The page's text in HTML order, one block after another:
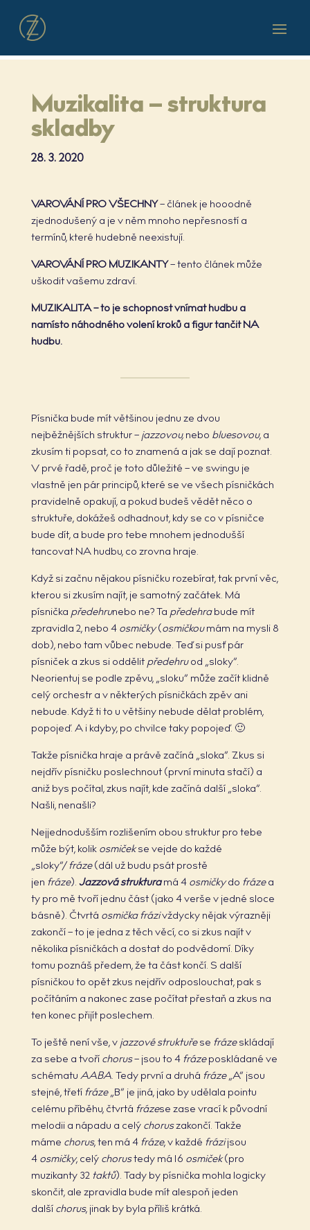
Muzikalita – struktura
skladby
28. 3. 2020
VAROVÁNÍ PRO VŠECHNY– článek je hooodně
zjednodušený a je v něm mnoho nepřesností a
termínů, které hudebně neexistují.
VAROVÁNÍ PRO MUZIKANTY– tento článek může
uškodit vašemu zdraví.
MUZIKALITA – to je schopnost vnímat hudbu a
namísto náhodného volení kroků a figur tančit NA
hudbu.
Písnička bude mít většinou jednu ze dvou
nejběžnějších struktur –jazzovou,nebo bluesovou, a
zkusím ti popsat, co to znamená a jak se dají poznat.
V prvé řadě, proč je toto důležité – ve swingu je
vlastně jen pár principů, které se ve všech písničkách
pravidelně opakují, a pokud budeš vědět něco o
struktuře, dokážeš odhadnout, kdy se co v písničce
bude dít, a bude pro tebe mnohem jednodušší
tancovat NA hudbu, co zrovna hraje.
Když si začnu nějakou písničku rozebírat, tak první věc,
kterou si zkusím najít, je samotný začátek. Má
písnička předehrunebo ne? Ta předehrabude mít
zpravidla 2, nebo 4 osmičky(osmičkoumám na mysli 8
dob), nebo tam vůbec nebude. Teď si pusť pár
písniček a zkus si oddělitpředehruod „sloky“.
Neorientuj se podle zpěvu, „sloku“ může začít klidně
celý orchestr a v některých písničkách zpěv ani
nebude. Když ti to u většiny nebude dělat problém,
popojeď. A i kdyby, po chvilce taky popojeď. 🙂
Takže písnička hraje a právě začíná „sloka“. Zkus si
nejdřív písničku poslechnout (první minuta stačí) a
aniž bys počítal, zkus najít, kde začíná další „sloka“.
Našli, nenašli?
Nejjednodušším rozlišením obou struktur pro tebe
může být, kolik osmičekse vejde do každé
„sloky“/fráze(dál už budu psát prostě
jen fráze). Jazzová strukturamá 4 osmičkydo frázea
ty pro mě tvoří jednu část (jako 4 verše v jedné sloce
básně). Čtvrtá osmička frázivždycky nějak výrazněji
zakončí – to je jedna z těch věcí, co si zkus najít v
několika písničkách a dostat do podvědomí. Díky
tomu poznáš předem, že ta část končí. S další
písničkou to opět zkus nejdřív odposlouchat, pak s
počítáním a nakonec zase počítat přestaň a zkus na
ten konec přijít poslechem.
To ještě není vše, vjazzové struktuřese frázeskládají
za sebe a tvoří chorus– jsou to 4 frázeposkládané ve
schématu AABA. Tedy první a druhá fráze„A“ jsou
stejné, třetí fráze„B“ je jiná, jako by udělala pointu
celému příběhu, čtvrtá frázese zase vrací k původní
melodii a nápadu a celý choruszakončí. Takže
máme chorus, ten má 4 fráze, v každé frázijsou
4 osmičky, celý chorustedy má 16 osmiček(pro
muzikanty 32 taktů). Tady by písnička mohla logicky
skončit, ale zpravidla bude mít alespoň jeden
další chorus, jinak by byla příliš krátká.